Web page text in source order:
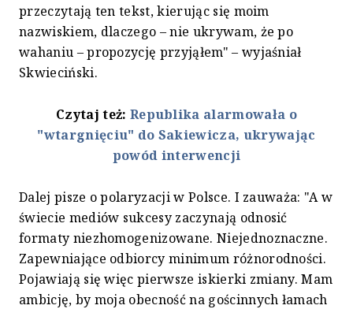
przeczytają ten tekst, kierując się moim
nazwiskiem, dlaczego – nie ukrywam, że po
wahaniu – propozycję przyjąłem" – wyjaśniał
Skwieciński.
Czytaj też: Republika alarmowała o
"wtargnięciu" do Sakiewicza, ukrywając
powód interwencji
Dalej pisze o polaryzacji w Polsce. I zauważa: "A w
świecie mediów sukcesy zaczynają odnosić
formaty niezhomogenizowane. Niejednoznaczne.
Zapewniające odbiorcy minimum różnorodności.
Pojawiają się więc pierwsze iskierki zmiany. Mam
ambicję, by moja obecność na gościnnych łamach